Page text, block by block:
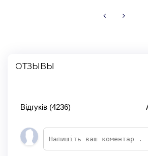
ОТЗЫВЫ